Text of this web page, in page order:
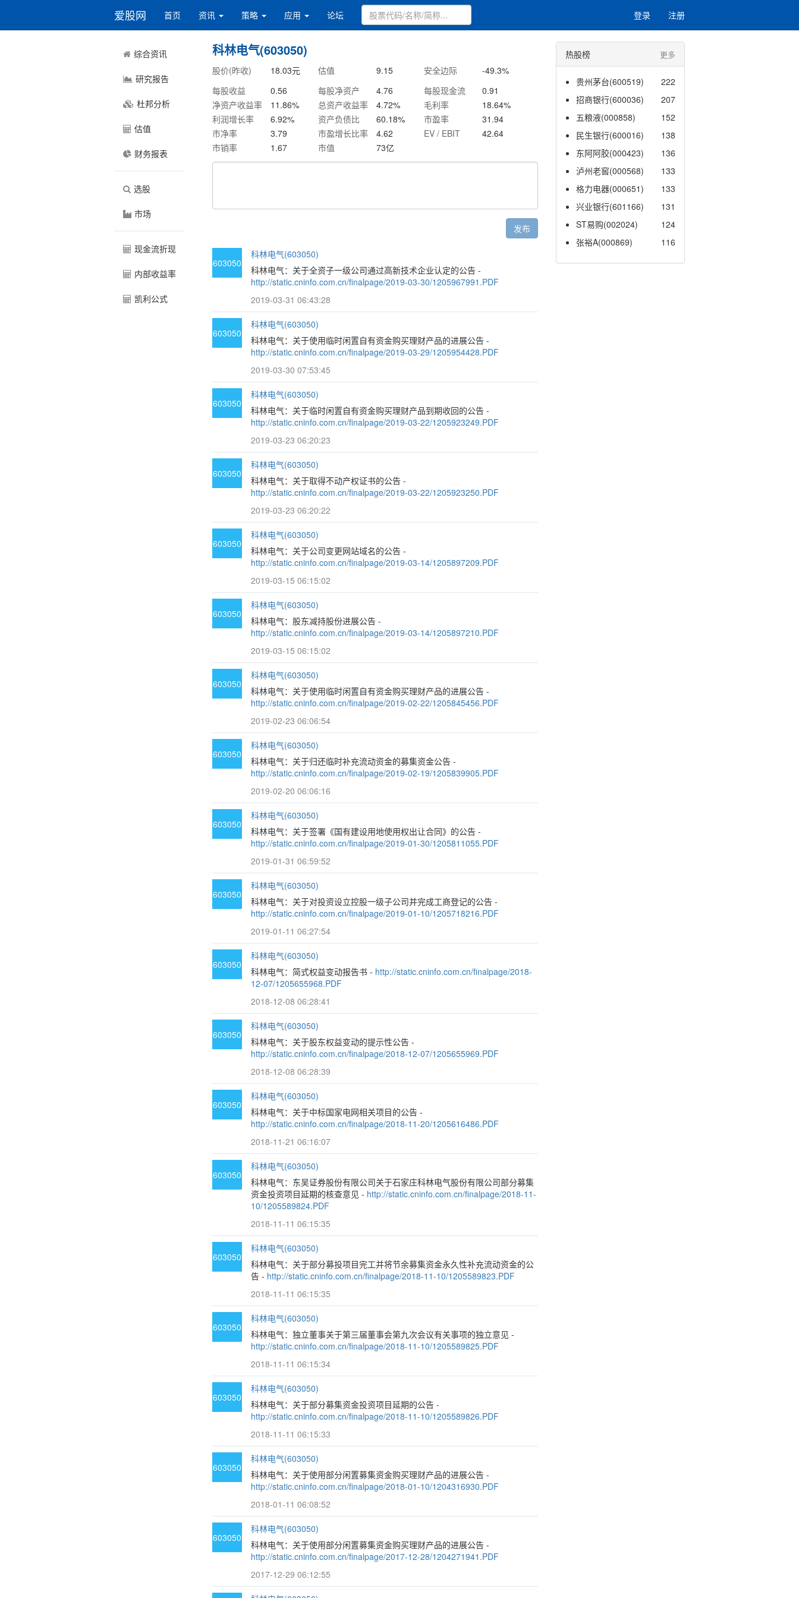
爱股网 首页 资讯 策略 应用 论坛 登录 注册
综合资讯
研究报告
杜邦分析
估值
财务报表
选股
市场
现金流折现
内部收益率
凯利公式
科林电气(603050)
股价(昨收) 18.03元 估值 9.15 安全边际 -49.3%
每股收益
0.56 每股净资产 4.76 每股现金流
0.91
净资产收益率
11.86% 总资产收益率 4.72% 毛利率 18.64%
利润增长率
6.92% 资产负债比 60.18% 市盈率
31.94
市净率
3.79 市盈增长比率 4.62 EV / EBIT
42.64
市销率
1.67 市值 73亿
发布
603050
科林电气(603050)
科林电气：关于全资子一级公司通过高新技术企业认定的公告 -
http://static.cninfo.com.cn/finalpage/2019-03-30/1205967991.PDF
2019-03-31 06:43:28
603050
科林电气(603050)
科林电气：关于使用临时闲置自有资金购买理财产品的进展公告 -
http://static.cninfo.com.cn/finalpage/2019-03-29/1205954428.PDF
2019-03-30 07:53:45
603050
科林电气(603050)
科林电气：关于临时闲置自有资金购买理财产品到期收回的公告 -
http://static.cninfo.com.cn/finalpage/2019-03-22/1205923249.PDF
2019-03-23 06:20:23
603050
科林电气(603050)
科林电气：关于取得不动产权证书的公告 -
http://static.cninfo.com.cn/finalpage/2019-03-22/1205923250.PDF
2019-03-23 06:20:22
603050
科林电气(603050)
科林电气：关于公司变更网站域名的公告 -
http://static.cninfo.com.cn/finalpage/2019-03-14/1205897209.PDF
2019-03-15 06:15:02
603050
科林电气(603050)
科林电气：股东减持股份进展公告 -
http://static.cninfo.com.cn/finalpage/2019-03-14/1205897210.PDF
2019-03-15 06:15:02
603050
科林电气(603050)
科林电气：关于使用临时闲置自有资金购买理财产品的进展公告 -
http://static.cninfo.com.cn/finalpage/2019-02-22/1205845456.PDF
2019-02-23 06:06:54
603050
科林电气(603050)
科林电气：关于归还临时补充流动资金的募集资金公告 -
http://static.cninfo.com.cn/finalpage/2019-02-19/1205839905.PDF
2019-02-20 06:06:16
603050
科林电气(603050)
科林电气：关于签署《国有建设用地使用权出让合同》的公告 -
http://static.cninfo.com.cn/finalpage/2019-01-30/1205811055.PDF
2019-01-31 06:59:52
603050
科林电气(603050)
科林电气：关于对投资设立控股一级子公司并完成工商登记的公告 -
http://static.cninfo.com.cn/finalpage/2019-01-10/1205718216.PDF
2019-01-11 06:27:54
603050
科林电气(603050)
科林电气：简式权益变动报告书 - http://static.cninfo.com.cn/finalpage/2018-
12-07/1205655968.PDF
2018-12-08 06:28:41
603050
科林电气(603050)
科林电气：关于股东权益变动的提示性公告 -
http://static.cninfo.com.cn/finalpage/2018-12-07/1205655969.PDF
2018-12-08 06:28:39
603050
科林电气(603050)
科林电气：关于中标国家电网相关项目的公告 -
http://static.cninfo.com.cn/finalpage/2018-11-20/1205616486.PDF
2018-11-21 06:16:07
603050
科林电气(603050)
科林电气：东吴证券股份有限公司关于石家庄科林电气股份有限公司部分募集
资金投资项目延期的核查意见 - http://static.cninfo.com.cn/finalpage/2018-11-
10/1205589824.PDF
2018-11-11 06:15:35
603050
科林电气(603050)
科林电气：关于部分募投项目完工并将节余募集资金永久性补充流动资金的公
告 - http://static.cninfo.com.cn/finalpage/2018-11-10/1205589823.PDF
2018-11-11 06:15:35
603050
科林电气(603050)
科林电气：独立董事关于第三届董事会第九次会议有关事项的独立意见 -
http://static.cninfo.com.cn/finalpage/2018-11-10/1205589825.PDF
2018-11-11 06:15:34
603050
科林电气(603050)
科林电气：关于部分募集资金投资项目延期的公告 -
http://static.cninfo.com.cn/finalpage/2018-11-10/1205589826.PDF
2018-11-11 06:15:33
603050
科林电气(603050)
科林电气：关于使用部分闲置募集资金购买理财产品的进展公告 -
http://static.cninfo.com.cn/finalpage/2018-01-10/1204316930.PDF
2018-01-11 06:08:52
603050
科林电气(603050)
科林电气：关于使用部分闲置募集资金购买理财产品的进展公告 -
http://static.cninfo.com.cn/finalpage/2017-12-28/1204271941.PDF
2017-12-29 06:12:55
热股榜 更多
贵州茅台(600519)
222
招商银行(600036)
207
五粮液(000858)
152
民生银行(600016)
138
东阿阿胶(000423)
136
泸州老窖(000568)
133
格力电器(000651)
133
兴业银行(601166)
131
ST易购(002024)
124
张裕A(000869)
116